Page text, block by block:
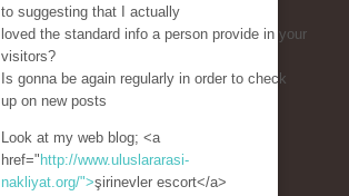
to suggesting that I actually
loved the standard info a person provide in your
visitors?
Is gonna be again regularly in order to check
up on new posts
Look at my web blog; <a
href=" http://www.uluslararasi-
nakliyat.org/">şirinevler escort</a>